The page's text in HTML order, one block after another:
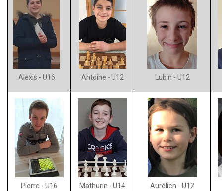
Alexis - U16 Antoine - U12 Lubin - U12
Pierre - U16 Mathurin - U14 Aurélien - U12